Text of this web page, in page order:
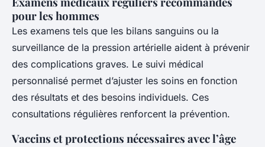
pour les hommes
Les examens tels que les bilans sanguins ou la
surveillance de la pression artérielle aident à prévenir
des complications graves. Le suivi médical
personnalisé permet d’ajuster les soins en fonction
des résultats et des besoins individuels. Ces
consultations régulières renforcent la prévention.
Vaccins et protections nécessaires avec l’âge